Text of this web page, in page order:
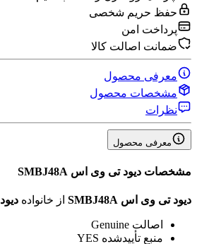
حفظ حریم شخصی
پرداخت امن
ضمانت اصالت کالا
معرفی محصول
مشخصات محصول
نظرات
معرفی محصول
مشخصات دیود تی وی اس SMBJ48A
دیود تی وی اس SMBJ48A از خانواده دیود TVS
اصالت Genuine
منبع تأیید‌شده YES